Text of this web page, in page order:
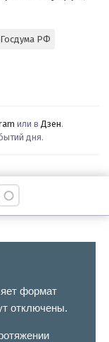
Госдума РФ
или в Дзен.
дня.
формат
отключены.